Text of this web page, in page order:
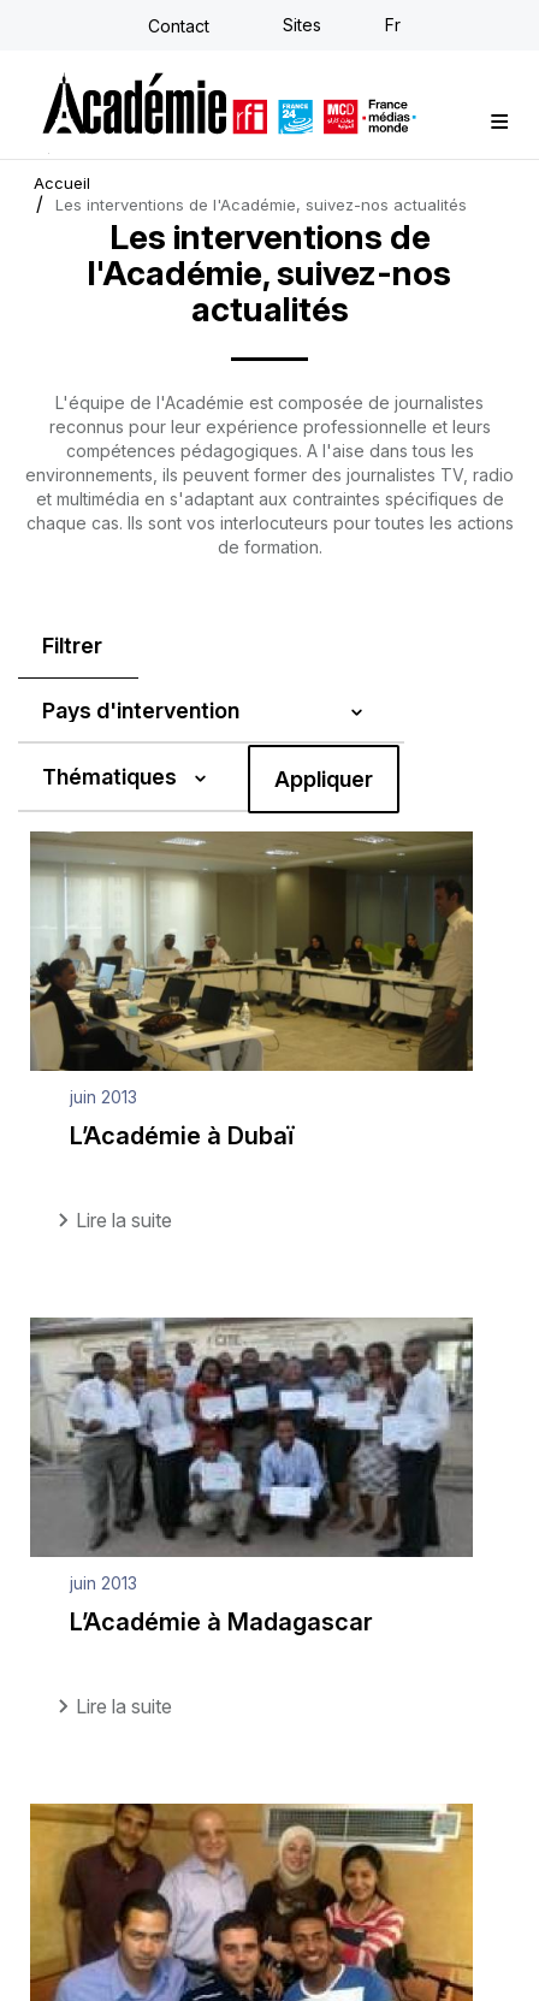
Aller
principal
Contact Sites Fr
Formations sur-mesure
Conseil stratégique
E-learning individuel
L'Académie
Actualités
Newsletter
Accueil
Les interventions de l'Académie, suivez-nos actualités
Les interventions de
l'Académie, suivez-nos
actualités
L'équipe de l'Académie est composée de journalistes
reconnus pour leur expérience professionnelle et leurs
compétences pédagogiques. A l'aise dans tous les
environnements, ils peuvent former des journalistes TV, radio
et multimédia en s'adaptant aux contraintes spécifiques de
chaque cas. Ils sont vos interlocuteurs pour toutes les actions
de formation.
Filtrer
juin 2013
L’Académie à Dubaï
Lire la suite
juin 2013
L’Académie à Madagascar
Lire la suite